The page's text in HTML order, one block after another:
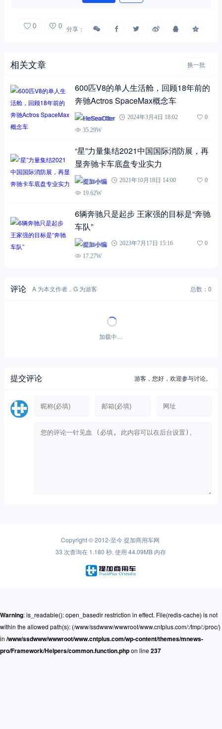
0 0 分享：
相关文章 换一批
600匹V8的单人生活舱，回顾18年前的
奔驰Actros SpaceMax概念车
HeSeaOtter 2024年3月4日 18:02
0
35.29W
“星”力量集结2021中国国际消防展，再
显奔驰卡车底盘专业实力
提加小编 2021年10月18日 14:00
0
19.62W
6辆奔驰只是起步 王家强的目标是“奔驰
车队”
提加小编 2023年7月17日 15:16
0
17.27W
评论 A 为本文作者，G 为游客 总数：0
暂无评论！
in
/www/ssdwww/wwwroot/www.cntplus.com/wp-content/themes/mnews-
pro/Framework/Helpers/common.function.php on line